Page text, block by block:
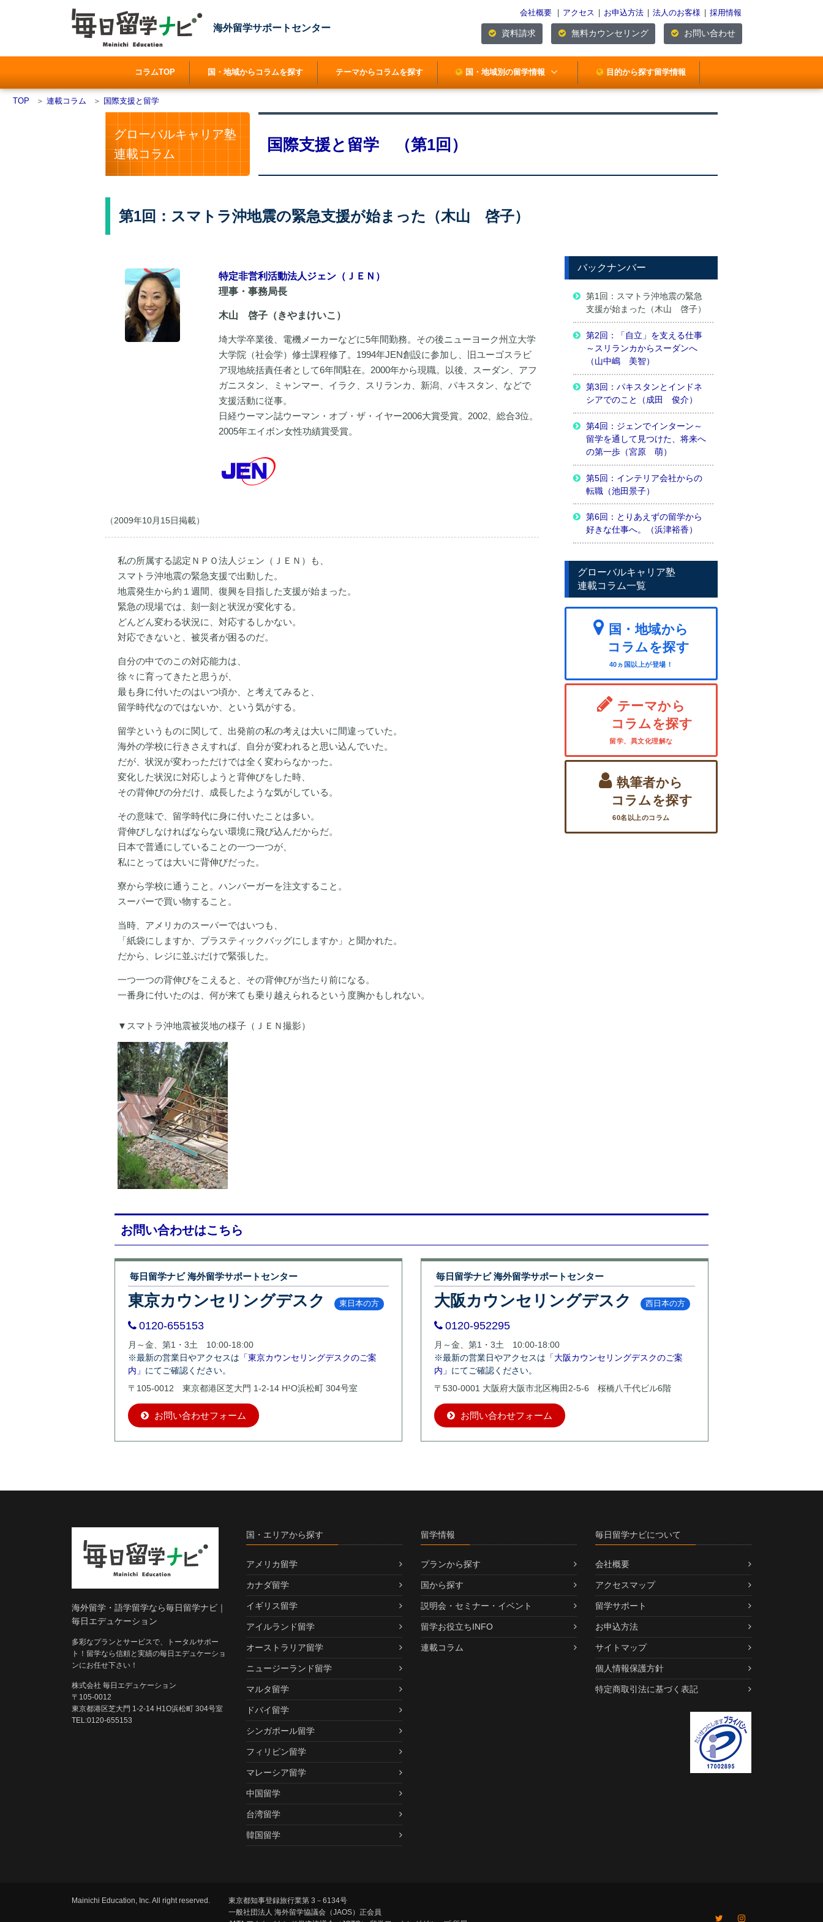
海外留学サポートセンター
会社概要 アクセス お申込方法 法人のお客様 採用情報
資料請求 無料カウンセリング お問い合わせ
コラムTOP 国・地域からコラムを探す テーマからコラムを探す 国・地域別の留学情報 目的から探す留学情報
TOP ＞ 連載コラム ＞ 国際支援と留学
グローバルキャリア塾
連載コラム
国際支援と留学 （第1回）
第1回：スマトラ沖地震の緊急支援が始まった（木山 啓子）
特定非営利活動法人ジェン（ＪＥＮ）
理事・事務局長
木山 啓子（きやまけいこ）
埼大学卒業後、電機メーカーなどに5年間勤務。その後ニューヨーク州立大学
大学院（社会学）修士課程修了。1994年JEN創設に参加し、旧ユーゴスラビ
ア現地統括責任者として6年間駐在。2000年から現職。以後、スーダン、アフ
ガニスタン、ミャンマー、イラク、スリランカ、新潟、パキスタン、などで
支援活動に従事。
日経ウーマン誌ウーマン・オブ・ザ・イヤー2006大賞受賞。2002、総合3位。
2005年エイボン女性功績賞受賞。
（2009年10月15日掲載）
私の所属する認定ＮＰＯ法人ジェン（ＪＥＮ）も、
スマトラ沖地震の緊急支援で出動した。
地震発生から約１週間、復興を目指した支援が始まった。
緊急の現場では、刻一刻と状況が変化する。
どんどん変わる状況に、対応するしかない。
対応できないと、被災者が困るのだ。
自分の中でのこの対応能力は、
徐々に育ってきたと思うが、
最も身に付いたのはいつ頃か、と考えてみると、
留学時代なのではないか、という気がする。
留学というものに関して、出発前の私の考えは大いに間違っていた。
海外の学校に行きさえすれば、自分が変われると思い込んでいた。
だが、状況が変わっただけでは全く変わらなかった。
変化した状況に対応しようと背伸びをした時、
その背伸びの分だけ、成長したような気がしている。
その意味で、留学時代に身に付いたことは多い。
背伸びしなければならない環境に飛び込んだからだ。
日本で普通にしていることの一つ一つが、
私にとっては大いに背伸びだった。
寮から学校に通うこと。ハンバーガーを注文すること。
スーパーで買い物すること。
当時、アメリカのスーパーではいつも、
「紙袋にしますか、プラスティックバッグにしますか」と聞かれた。
だから、レジに並ぶだけで緊張した。
一つ一つの背伸びをこえると、その背伸びが当たり前になる。
一番身に付いたのは、何が来ても乗り越えられるという度胸かもしれない。
▼スマトラ沖地震被災地の様子（ＪＥＮ撮影）
バックナンバー
第1回：スマトラ沖地震の緊急
支援が始まった（木山 啓子）
第2回：「自立」を支える仕事
～スリランカからスーダンへ
（山中嶋 美智）
第3回：パキスタンとインドネ
シアでのこと（成田 俊介）
第4回：ジェンでインターン～
留学を通して見つけた、将来へ
の第一歩（宮原 萌）
第5回：インテリア会社からの
転職（池田景子）
第6回：とりあえずの留学から
好きな仕事へ。（浜津裕香）
グローバルキャリア塾
連載コラム一覧
国・地域から
コラムを探す
40ヵ国以上が登場！
テーマから
コラムを探す
留学、異文化理解な
執筆者から
コラムを探す
60名以上のコラム
お問い合わせはこちら
毎日留学ナビ 海外留学サポートセンター
東京カウンセリングデスク 東日本の方
0120-655153
月～金、第1・3土 10:00-18:00
※最新の営業日やアクセスは 「東京カウンセリングデスクのご案
内」 にてご確認ください。
〒105-0012 東京都港区芝大門 1-2-14 H¹O浜松町 304号室
お問い合わせフォーム
毎日留学ナビ 海外留学サポートセンター
大阪カウンセリングデスク 西日本の方
0120-952295
月～金、第1・3土 10:00-18:00
※最新の営業日やアクセスは 「大阪カウンセリングデスクのご案
内」 にてご確認ください。
〒530-0001 大阪府大阪市北区梅田2-5-6 桜橋八千代ビル6階
お問い合わせフォーム
海外留学・語学留学なら毎日留学ナビ｜
毎日エデュケーション
多彩なプランとサービスで、トータルサポー
ト！留学なら信頼と実績の毎日エデュケーショ
ンにお任せ下さい！
株式会社 毎日エデュケーション
〒105-0012
東京都港区芝大門 1-2-14 H1O浜松町 304号室
TEL:0120-655153
国・エリアから探す
アメリカ留学
カナダ留学
イギリス留学
アイルランド留学
オーストラリア留学
ニュージーランド留学
マルタ留学
ドバイ留学
シンガポール留学
フィリピン留学
マレーシア留学
中国留学
台湾留学
韓国留学
留学情報
プランから探す
国から探す
説明会・セミナー・イベント
留学お役立ちINFO
連載コラム
毎日留学ナビについて
会社概要
アクセスマップ
留学サポート
お申込方法
サイトマップ
個人情報保護方針
特定商取引法に基づく表記
Mainichi Education, Inc. All right reserved.
東京都知事登録旅行業第 3－6134号
一般社団法人 海外留学協議会（JAOS）正会員